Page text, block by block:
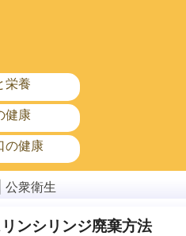
栄養
健康
の健康
公衆衛生
ンシリンジ廃棄方法